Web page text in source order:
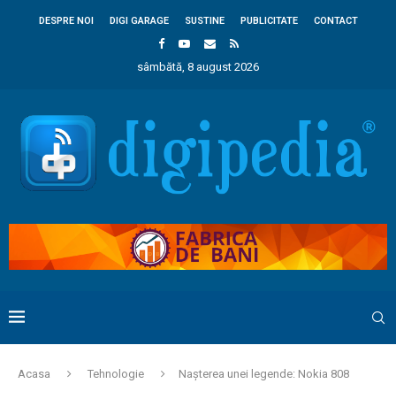
DESPRE NOI DIGI GARAGE SUSTINE PUBLICITATE CONTACT
sâmbătă, 8 august 2026
Acasa Tehnologie Nașterea unei legende: Nokia 808